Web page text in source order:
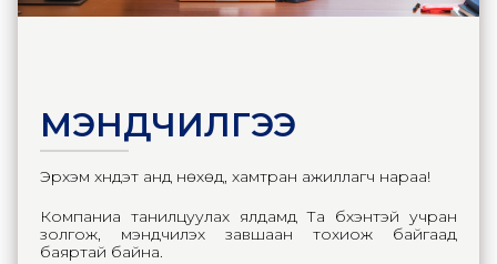
МЭНДЧИЛГЭЭ
Эрхэм хүндэт анд нөхөд, хамтран ажиллагч нараа!
Компаниа танилцуулах ялдамд Та бүхэнтэй учран
золгож, мэндчилэх завшаан тохиож байгаад
баяртай байна.